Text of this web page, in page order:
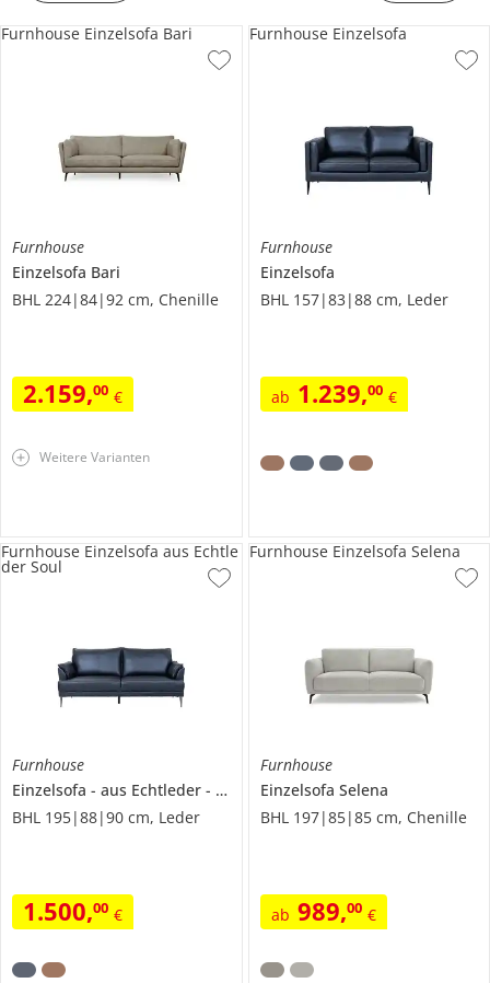
Furnhouse
Einzelsofa Bari
BHL 224|84|92 cm, Chenille
2.159,00 €
Furnhouse Einzelsofa Bari
Weitere Varianten
Furnhouse
Einzelsofa
BHL 157|83|88 cm, Leder
ab 1.239,00 €
Furnhouse Einzelsofa
Furnhouse
Einzelsofa
aus Echtleder
Soul
BHL 195|88|90 cm, Leder
1.500,00 €
Furnhouse Einzelsofa aus Echtle
der Soul
Furnhouse
Einzelsofa Selena
BHL 197|85|85 cm, Chenille
ab 989,00 €
Furnhouse Einzelsofa Selena